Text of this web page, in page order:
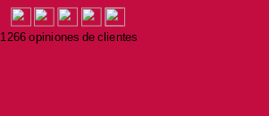
1266 opiniones de clientes